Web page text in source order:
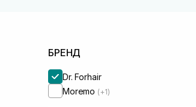
БРЕНД
Dr. Forhair
Moremo (+1)